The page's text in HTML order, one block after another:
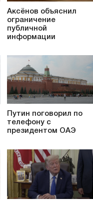
Аксёнов объяснил
ограничение
публичной
информации
Путин поговорил по
телефону с
президентом ОАЭ